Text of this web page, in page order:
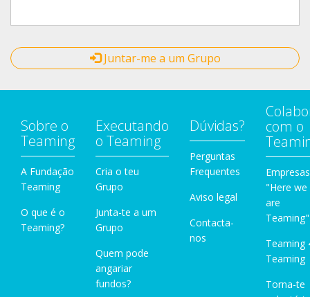
Juntar-me a um Grupo
Sobre o
Teaming
A Fundação
Teaming
O que é o
Teaming?
Executando
o Teaming
Cria o teu
Grupo
Junta-te a um
Grupo
Quem pode
angariar
fundos?
Dúvidas?
Perguntas
Frequentes
Aviso legal
Contacta-
nos
com o
Empresas
"Here we
are
Teaming"
Teaming
Teaming
Torna-te